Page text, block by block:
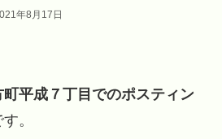
年8月17日
平成７丁目でのポスティン
。